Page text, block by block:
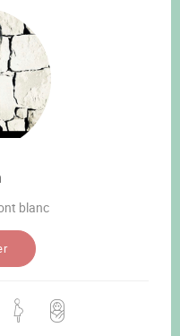
blanc